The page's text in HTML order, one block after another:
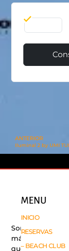
ANTERIOR
Iluminal 2 by UMI
Somos
más
que
MENU
INICIO
RESERVAS
– BEACH CLUB